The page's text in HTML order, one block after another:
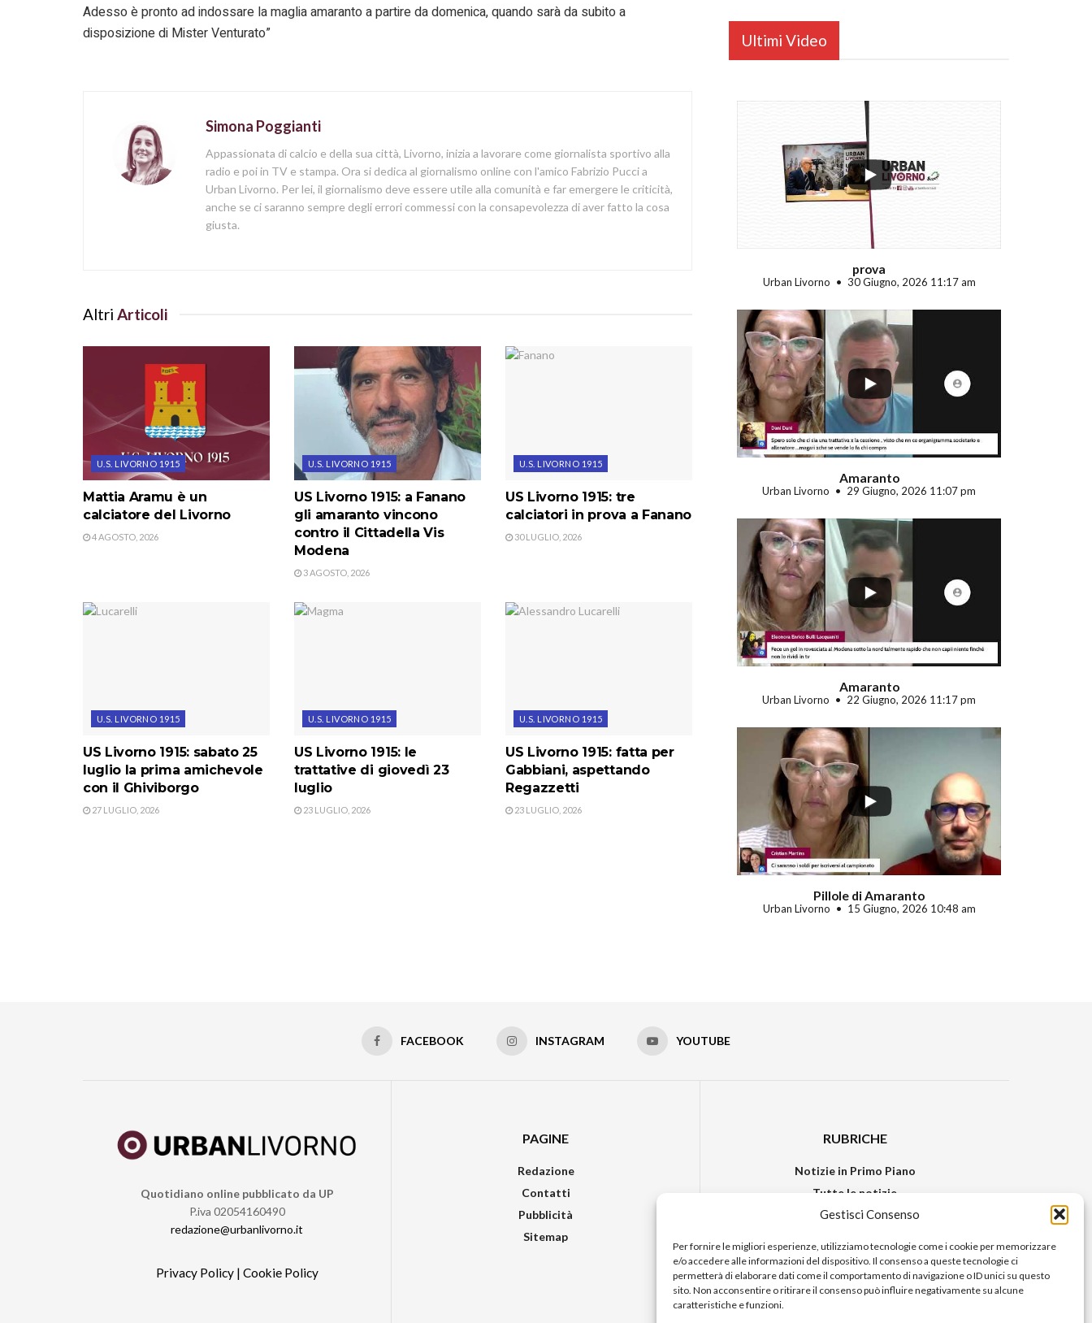
Gestisci Consenso
Per fornire le migliori esperienze, utilizziamo tecnologie come i cookie per memorizzare
e/o accedere alle informazioni del dispositivo. Il consenso a queste tecnologie ci
permetterà di elaborare dati come il comportamento di navigazione o ID unici su questo
sito. Non acconsentire o ritirare il consenso può influire negativamente su alcune
caratteristiche e funzioni.
Adesso è pronto ad indossare la maglia amaranto a partire da domenica, quando sarà da subito a
disposizione di Mister Venturato”
Simona Poggianti
Appassionata di calcio e della sua città, Livorno, inizia a lavorare come giornalista sportivo alla
radio e poi in TV e stampa. Ora si dedica al giornalismo online con l'amico Fabrizio Pucci a
Urban Livorno. Per lei, il giornalismo deve essere utile alla comunità e far emergere le criticità,
anche se ci saranno sempre degli errori commessi con la consapevolezza di aver fatto la cosa
giusta.
Altri Articoli
U.S. LIVORNO 1915
Mattia Aramu è un
calciatore del Livorno
4 AGOSTO, 2026
U.S. LIVORNO 1915
US Livorno 1915: a Fanano
gli amaranto vincono
contro il Cittadella Vis
Modena
3 AGOSTO, 2026
U.S. LIVORNO 1915
US Livorno 1915: tre
calciatori in prova a Fanano
30 LUGLIO, 2026
U.S. LIVORNO 1915
US Livorno 1915: sabato 25
luglio la prima amichevole
con il Ghiviborgo
27 LUGLIO, 2026
U.S. LIVORNO 1915
US Livorno 1915: le
trattative di giovedì 23
luglio
23 LUGLIO, 2026
U.S. LIVORNO 1915
US Livorno 1915: fatta per
Gabbiani, aspettando
Regazzetti
23 LUGLIO, 2026
Ultimi Video
...
prova
Urban Livorno 30 Giugno, 2026 11:17 am
...
Amaranto
Urban Livorno 29 Giugno, 2026 11:07 pm
...
Amaranto
Urban Livorno 22 Giugno, 2026 11:17 pm
Pillole di Amaranto
Urban Livorno 15 Giugno, 2026 10:48 am
FACEBOOK INSTAGRAM YOUTUBE
Quotidiano online pubblicato da UP
P.iva 02054160490
redazione@urbanlivorno.it
Privacy Policy| Cookie Policy
PAGINE
Redazione
Contatti
Pubblicità
Sitemap
RUBRICHE
Notizie in Primo Piano
Tutte le notizie
Urban Video